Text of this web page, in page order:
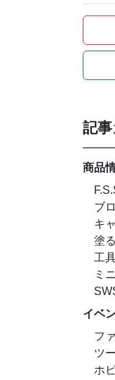
記
商品
ブ
キ
塗
工
ミ
イベ
フ
ツ
ホ